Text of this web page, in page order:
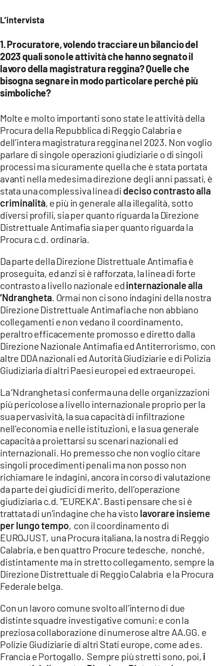
L’intervista
1. Procuratore, volendo tracciare un bilancio del
2023 quali sono le attività che hanno segnato il
lavoro della magistratura reggina? Quelle che
bisogna segnare in modo particolare perché più
simboliche?
Molte e molto importanti sono state le attività della
Procura della Repubblica di Reggio Calabria e
dell’intera magistratura reggina nel 2023. Non voglio
parlare di singole operazioni giudiziarie o di singoli
processi ma sicuramente quella che è stata portata
avanti nella medesima direzione degli anni passati, è
stata una complessiva linea di deciso contrasto alla
criminalità, e più in generale alla illegalità, sotto
diversi profili, sia per quanto riguarda la Direzione
Distrettuale Antimafia sia per quanto riguarda la
Procura c.d. ordinaria.
Da parte della Direzione Distrettuale Antimafia è
proseguita, ed anzi si è rafforzata, la linea di forte
contrasto a livello nazionale edinternazionale alla
‘Ndrangheta. Ormai non ci sono indagini della nostra
Direzione Distrettuale Antimafia che non abbiano
collegamenti e non vedano il coordinamento,
peraltro efficacemente promosso e diretto dalla
Direzione Nazionale Antimafia ed Antiterrorismo, con
altre DDA nazionali ed Autorità Giudiziarie e di Polizia
Giudiziaria di altri Paesi europei ed extraeuropei.
La ‘Ndrangheta si conferma una delle organizzazioni
più pericolose a livello internazionale proprio per la
sua pervasività, la sua capacità di infiltrazione
nell’economia e nelle istituzioni, e la sua generale
capacità a proiettarsi su scenari nazionali ed
internazionali. Ho premesso che non voglio citare
singoli procedimenti penali ma non posso non
richiamare le indagini, ancora in corso di valutazione
da parte dei giudici di merito, dell’operazione
giudiziaria c.d. “EUREKA”. Basti pensare che si è
trattata di un’indagine che ha visto lavorare insieme
per lungo tempo, con il coordinamento di
EUROJUST, una Procura italiana, la nostra di Reggio
Calabria, e ben quattro Procure tedesche, nonché,
distintamente ma in stretto collegamento, sempre la
Direzione Distrettuale di Reggio Calabria e la Procura
Federale belga.
Con un lavoro comune svolto all’interno di due
distinte squadre investigative comuni; e con la
preziosa collaborazione di numerose altre AA.GG. e
Polizie Giudiziarie di altri Stati europe, come ad es.
Francia e Portogallo. Sempre più stretti sono, poi, i